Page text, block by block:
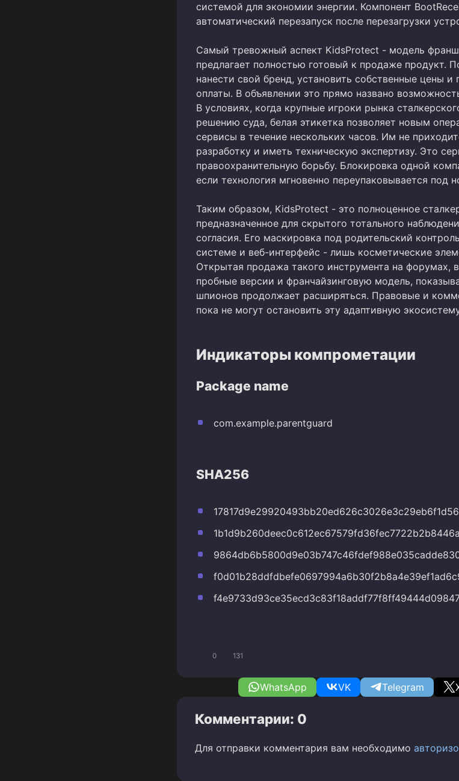
системой для экономии энергии. Компонент
автоматический перезапуск после перезагрузки
Самый тревожный аспект KidsProtect - модель
предлагает полностью готовый к продаже продукт.
нанести свой бренд, установить собственные цены и
оплаты. В объявлении это прямо названо
В условиях, когда крупные игроки рынка
решению суда, белая этикетка позволяет новым
сервисы в течение нескольких часов. Им не
разработку и иметь техническую экспертизу. Это
правоохранительную борьбу. Блокировка одной
если технология мгновенно переупаковывается под
Таким образом, KidsProtect - это полноценное
предназначенное для скрытого тотального
согласия. Его маскировка под родительский
системе и веб-интерфейс - лишь косметические
Открытая продажа такого инструмента на форумах,
пробные версии и франчайзинговую модель,
шпионов продолжает расширяться. Правовые и
пока не могут остановить эту адаптивную
Индикаторы компрометации
Package name
com.example.parentguard
SHA256
0 131
WhatsApp VK Telegram
Комментарии: 0
Для отправки комментария вам необходимо